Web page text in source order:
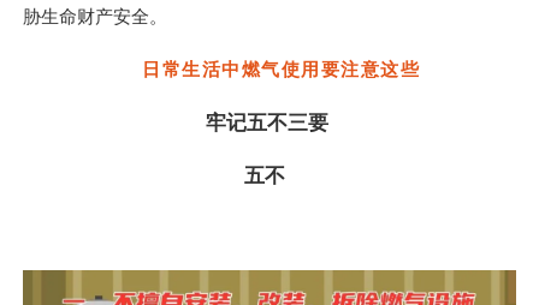
胁生命财产安全。
日常生活中燃气使用要注意这些
牢记五不三要
五不